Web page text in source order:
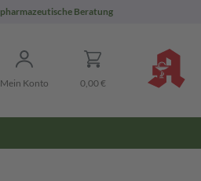
pharmazeutische Beratung
Mein Konto 0,00 €